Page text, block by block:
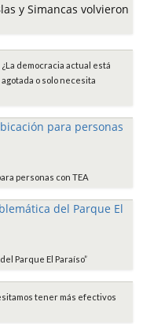
y Simancas volvieron
¿La democracia actual está
agotada o solo necesita
personas con TEA
Parque El Paraíso”
tener más efectivos